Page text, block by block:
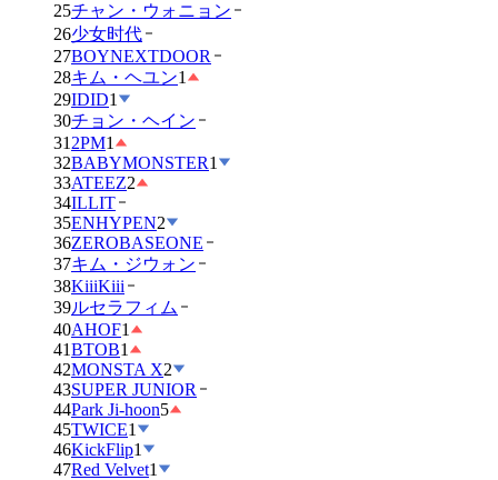
25チャン・ウォニョン
26少女时代
27BOYNEXTDOOR
28キム・ヘユン1
29IDID1
30チョン・ヘイン
31 2PM1
32BABYMONSTER1
33ATEEZ2
34ILLIT
35ENHYPEN2
36ZEROBASEONE
37キム・ジウォン
38KiiiKiii
39ルセラフィム
40AHOF1
41BTOB1
42MONSTA X2
43SUPER JUNIOR
44Park Ji-hoon5
45TWICE1
46KickFlip1
47Red Velvet1